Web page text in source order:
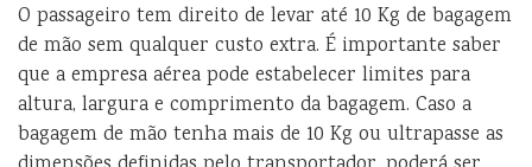
O passageiro tem direito de levar até 10 Kg de bagagem
de mão sem qualquer custo extra. É importante saber
que a empresa aérea pode estabelecer limites para
altura, largura e comprimento da bagagem. Caso a
bagagem de mão tenha mais de 10 Kg ou ultrapasse as